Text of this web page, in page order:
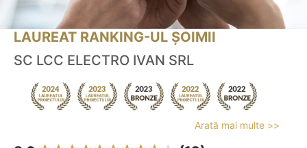
LAUREAT RANKING-UL ȘOIMII
SC LCC ELECTRO IVAN SRL
Arată mai multe >>